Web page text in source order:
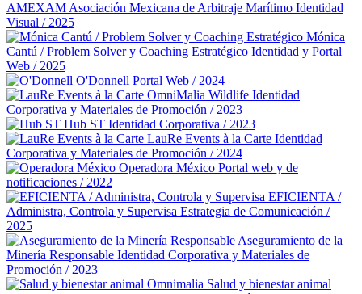
AMEXAM Asociación Mexicana de Arbitraje Marítimo Identidad
Visual / 2025
Mónica
Cantú / Problem Solver y Coaching Estratégico Identidad y Portal
Web / 2025
O'Donnell Portal Web / 2024
OmniMalia Wildlife Identidad
Corporativa y Materiales de Promoción / 2023
Hub ST Identidad Corporativa / 2023
LauRe Events à la Carte Identidad
Corporativa y Materiales de Promoción / 2024
Operadora México Portal web y de
notificaciones / 2022
EFICIENTA /
Administra, Controla y Supervisa Estrategia de Comunicación /
2025
Aseguramiento de la
Minería Responsable Identidad Corporativa y Materiales de
Promoción / 2023
Omnimalia Salud y bienestar animal